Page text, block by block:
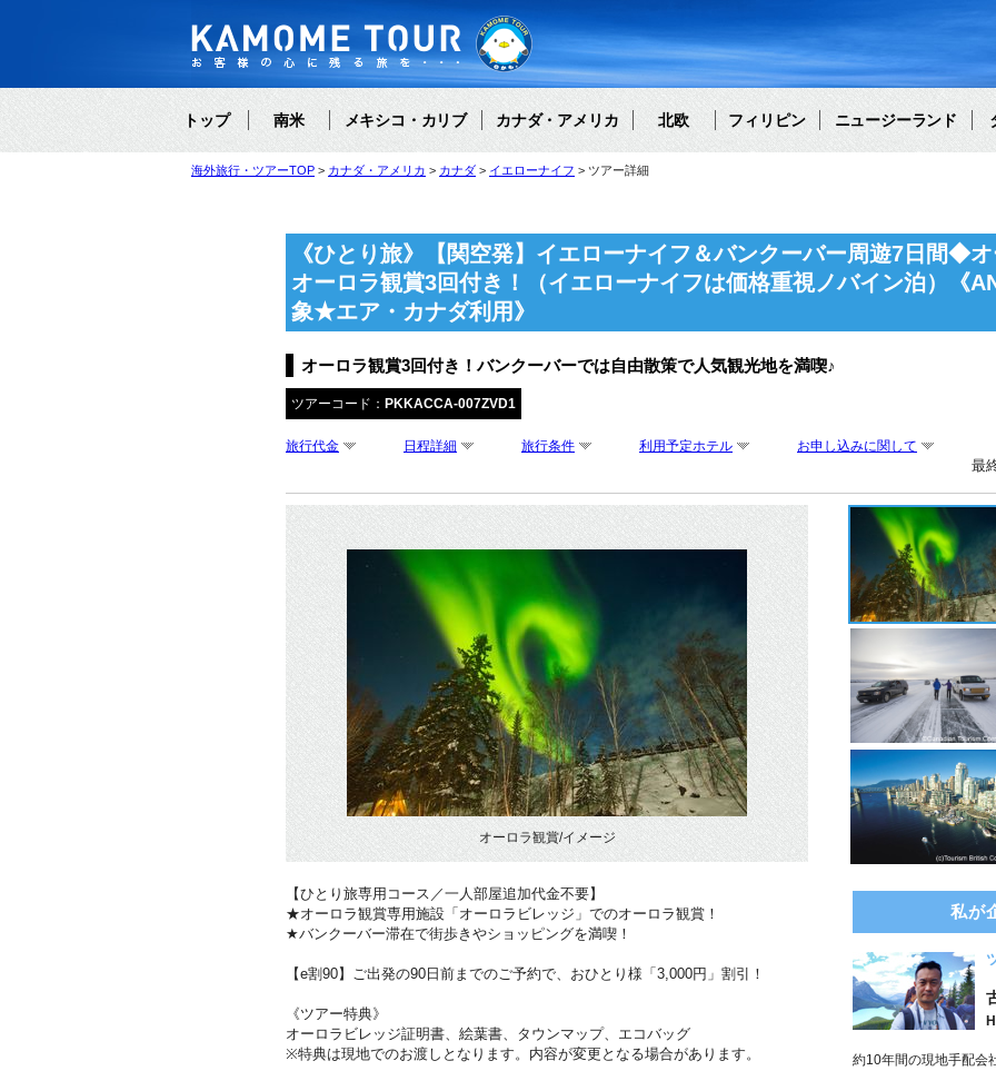
トップ 南米 メキシコ・カリブ カナダ・アメリカ 北欧 フィリピン ニュージーランド
海外旅行・ツアーTOP カナダ・アメリカ カナダ イエローナイフ ツアー詳細
《ひとり旅》【関空発】イエローナイフ＆バンクーバー周遊7日間◆
オーロラ観賞3回付き！（イエローナイフは価格重視ノバイン泊）《
象★エア・カナダ利用》
オーロラ観賞3回付き！バンクーバーでは自由散策で人気観光地を満喫♪
ツアーコード： PKKACCA-007ZVD1
旅行代金 日程詳細 旅行条件 利用予定ホテル お申し込みに関して
最
オーロラ観賞/イメージ
【ひとり旅専用コース／一人部屋追加代金不要】
★オーロラ観賞専用施設「オーロラビレッジ」でのオーロラ観賞！
★バンクーバー滞在で街歩きやショッピングを満喫！
【e割90】ご出発の90日前までのご予約で、おひとり様「3,000円」割引！
《ツアー特典》
オーロラビレッジ証明書、絵葉書、タウンマップ、エコバッグ
※特典は現地でのお渡しとなります。内容が変更となる場合があります。
私が
約10年間の現地手配会